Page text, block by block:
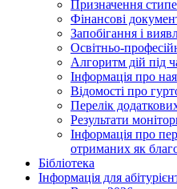
Призначення
Фінансові
Запобігання і
Освітньо-
Алгоритм дій під
Інформація про
Відомості про
Перелік
Результати
Інформація про
отриманих як
Бібліотека
Інформація для